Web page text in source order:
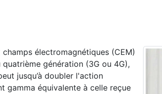
augmentent la
électromagnétiques (CEM)
génération (3G ou 4G),
jusqu’à doubler l'action
gamma équivalente à celle reçue